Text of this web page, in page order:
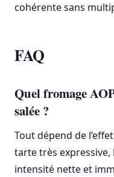
cohérente sans
FAQ
Quel fromage
salée ?
Tout dépend de
tarte très
intensité nette et